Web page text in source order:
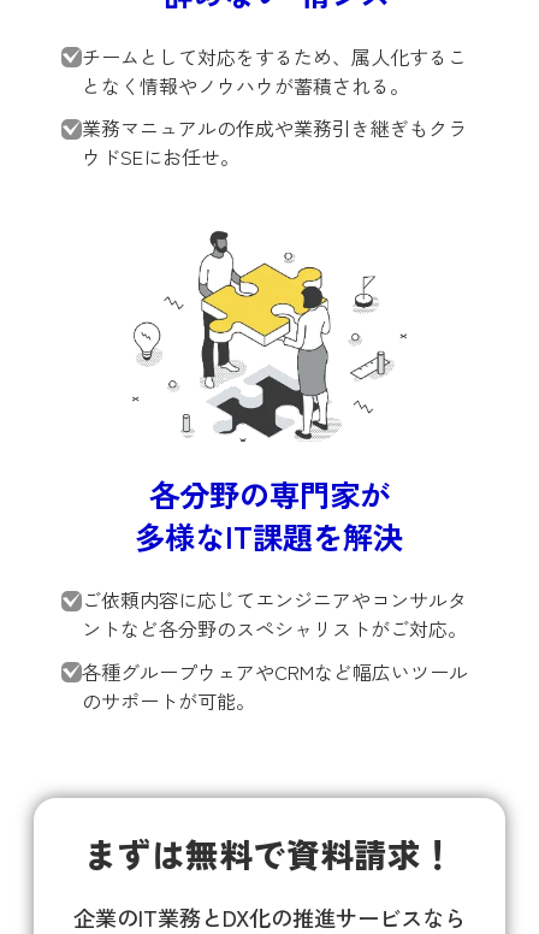
チームとして対応をするため、属人化するこ
となく情報やノウハウが蓄積される。
業務マニュアルの作成や業務引き継ぎもクラ
ウドSEにお任せ。
各分野の専門家が
多様なIT課題を解決
ご依頼内容に応じてエンジニアやコンサルタ
ントなど各分野のスペシャリストがご対応。
各種グループウェアやCRMなど幅広いツール
のサポートが可能。
まずは無料で資料請求！
企業のIT業務とDX化の推進サービスなら